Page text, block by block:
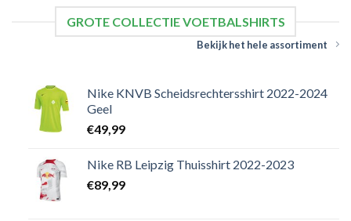
GROTE COLLECTIE VOETBALSHIRTS
Bekijk het hele assortiment
Nike KNVB Scheidsrechtersshirt 2022-2024
Geel
€49,99
Nike RB Leipzig Thuisshirt 2022-2023
€89,99